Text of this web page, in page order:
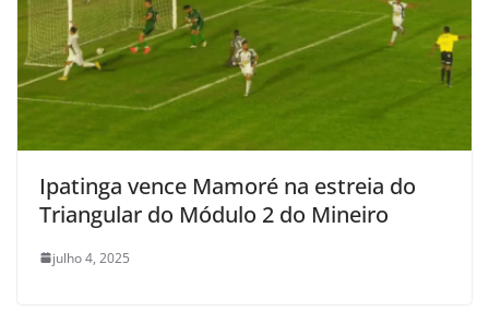
Ipatinga vence Mamoré na estreia do
Triangular do Módulo 2 do Mineiro
julho 4, 2025